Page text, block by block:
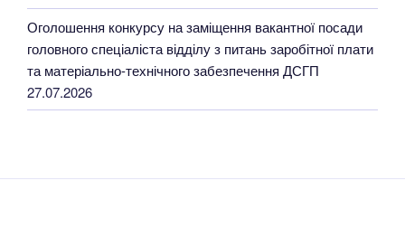
Оголошення конкурсу на заміщення вакантної посади
головного спеціаліста відділу з питань заробітної плати
та матеріально-технічного забезпечення ДСГП
27.07.2026